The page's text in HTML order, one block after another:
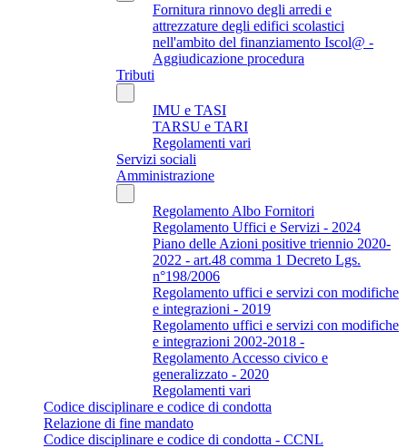
Fornitura rinnovo degli arredi e
attrezzature degli edifici scolastici
nell'ambito del finanziamento Iscol@ -
Aggiudicazione procedura
Tributi
IMU e TASI
TARSU e TARI
Regolamenti vari
Servizi sociali
Amministrazione
Regolamento Albo Fornitori
Regolamento Uffici e Servizi - 2024
Piano delle Azioni positive triennio 2020-
2022 - art.48 comma 1 Decreto Lgs.
n°198/2006
Regolamento uffici e servizi con modifiche
e integrazioni - 2019
Regolamento uffici e servizi con modifiche
e integrazioni 2002-2018 -
Regolamento Accesso civico e
generalizzato - 2020
Regolamenti vari
Codice disciplinare e codice di condotta
Relazione di fine mandato
Codice disciplinare e codice di condotta - CCNL